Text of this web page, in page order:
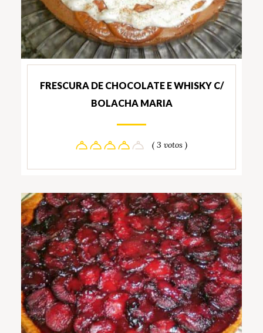
FRESCURA DE CHOCOLATE E WHISKY C/
BOLACHA MARIA
( 3 votos )